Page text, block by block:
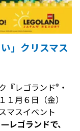
」クリスマス
『レゴランド® ・
１月６日（金）
マスイベント
レゴランドで、